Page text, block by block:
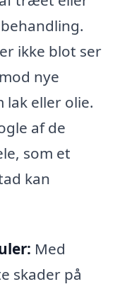
ikke blot ser
nye
eller olie.
af de
som et
kan
Med
skader på